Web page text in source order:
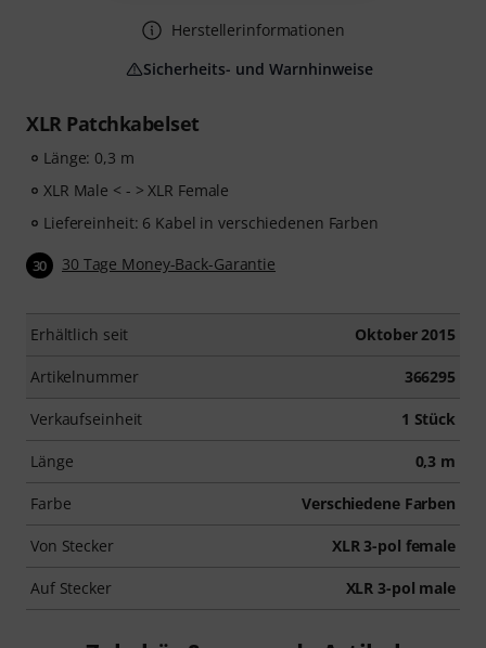
XLR Patchkabelset
Länge: 0,3 m
XLR Male < - > XLR Female
Liefereinheit: 6 Kabel in verschiedenen Farben
30 30 Tage Money-Back-Garantie
Erhältlich seit Oktober 2015
Artikelnummer 366295
Verkaufseinheit 1 Stück
Länge 0,3 m
Farbe Verschiedene Farben
Von Stecker XLR 3-pol female
Auf Stecker XLR 3-pol male
Herstellerinformationen
Sicherheits- und Warnhinweise